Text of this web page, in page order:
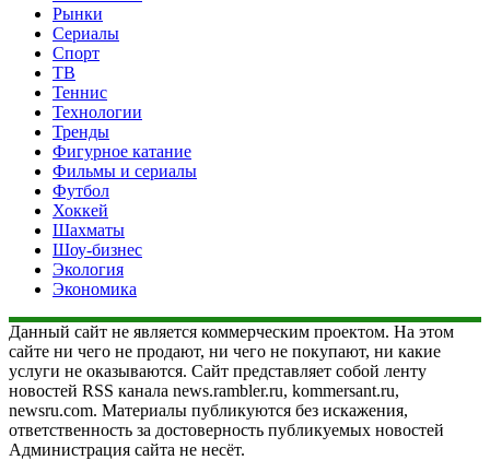
Рынки
Сериалы
Спорт
ТВ
Теннис
Технологии
Тренды
Фигурное катание
Фильмы и сериалы
Футбол
Хоккей
Шахматы
Шоу-бизнес
Экология
Экономика
Данный сайт не является коммерческим проектом. На этом
сайте ни чего не продают, ни чего не покупают, ни какие
услуги не оказываются. Сайт представляет собой ленту
новостей RSS канала news.rambler.ru, kommersant.ru,
newsru.com. Материалы публикуются без искажения,
ответственность за достоверность публикуемых новостей
Администрация сайта не несёт.